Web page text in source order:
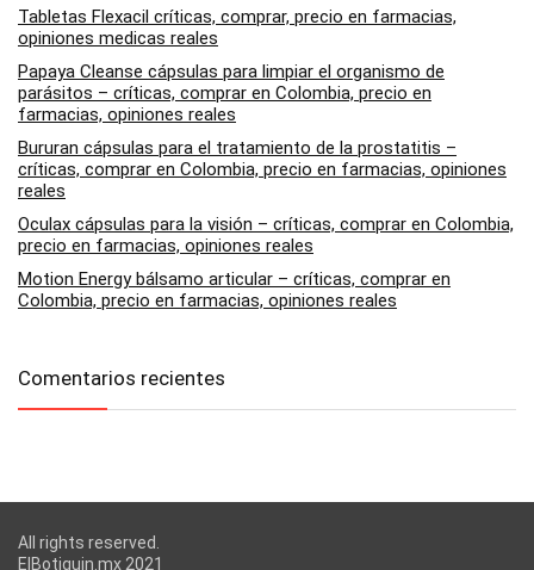
Tabletas Flexacil críticas, comprar, precio en farmacias,
opiniones medicas reales
Papaya Cleanse cápsulas para limpiar el organismo de
parásitos – críticas, comprar en Colombia, precio en
farmacias, opiniones reales
Bururan cápsulas para el tratamiento de la prostatitis –
críticas, comprar en Colombia, precio en farmacias, opiniones
reales
Oculax cápsulas para la visión – críticas, comprar en Colombia,
precio en farmacias, opiniones reales
Motion Energy bálsamo articular – críticas, comprar en
Colombia, precio en farmacias, opiniones reales
Comentarios recientes
All rights reserved.
ElBotiquin.mx 2021